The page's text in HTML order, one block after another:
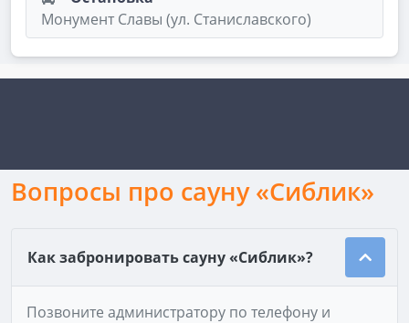
Монумент Славы (ул. Станиславского)
Вопросы про сауну «Сиблик»
Как забронировать сауну «Сиблик»?
Позвоните администратору по телефону и